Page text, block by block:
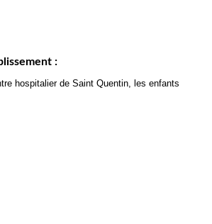
:
hospitalier de Saint Quentin, les enfants